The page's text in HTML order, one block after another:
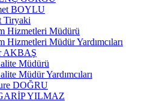
BOYLU
Tiryaki
Hizmetleri Müdürü
Hizmetleri Müdür Yardımcıları
AKBAŞ
Müdürü
Müdür Yardımcıları
DOĞRU
YILMAZ